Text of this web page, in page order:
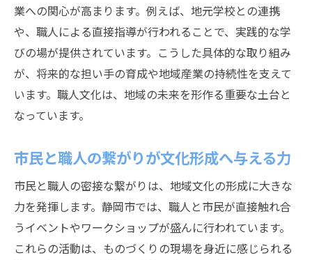
業への関心が高まります。例えば、地元学校との連携
や、職人による直接指導が行われることで、実践的な学
びの場が提供されています。こうした具体的な取り組み
が、将来的な担い手の育成や地域産業の持続性を支えて
います。職人文化は、地域の未来を形作る重要な土台と
なっています。
市民と職人の繋がりが文化形成へ与える力
市民と職人の密接な繋がりは、地域文化の形成に大きな
力を発揮します。静岡市では、職人と市民が直接触れ合
うイベントやワークショップが盛んに行われています。
これらの活動は、ものづくりの現場を身近に感じられる